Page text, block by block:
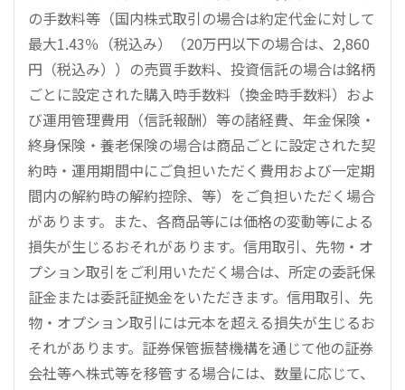
の手数料等（国内株式取引の場合は約定代金に対して
最大1.43％（税込み）（20万円以下の場合は、2,860
円（税込み））の売買手数料、投資信託の場合は銘柄
ごとに設定された購入時手数料（換金時手数料）およ
び運用管理費用（信託報酬）等の諸経費、年金保険・
終身保険・養老保険の場合は商品ごとに設定された契
約時・運用期間中にご負担いただく費用および一定期
間内の解約時の解約控除、等）をご負担いただく場合
があります。また、各商品等には価格の変動等による
損失が生じるおそれがあります。信用取引、先物・オ
プション取引をご利用いただく場合は、所定の委託保
証金または委託証拠金をいただきます。信用取引、先
物・オプション取引には元本を超える損失が生じるお
それがあります。証券保管振替機構を通じて他の証券
会社等へ株式等を移管する場合には、数量に応じて、